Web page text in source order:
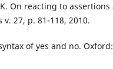
K. On reacting to
v. 27, p. 81-118, 2010.
of yes and no.